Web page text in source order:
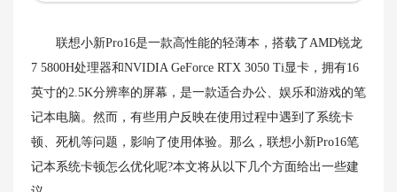
联想小新Pro16是一款高性能的轻薄本，搭载了AMD锐龙
7 5800H处理器和NVIDIA GeForce RTX 3050 Ti显卡，拥有16
英寸的2.5K分辨率的屏幕，是一款适合办公、娱乐和游戏的笔
记本电脑。然而，有些用户反映在使用过程中遇到了系统卡
顿、死机等问题，影响了使用体验。那么，联想小新Pro16笔
记本系统卡顿怎么优化呢?本文将从以下几个方面给出一些建